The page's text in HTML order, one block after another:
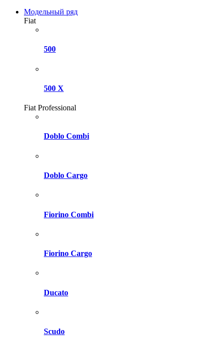
Модельный ряд
Fiat
500
500 X
Fiat Professional
Doblo Combi
Doblo Cargo
Fiorino Combi
Fiorino Cargo
Ducato
Scudo